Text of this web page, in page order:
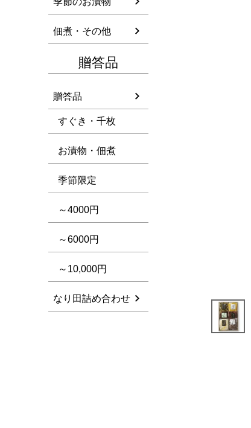
佃煮・その他
贈答品
贈答品
すぐき・千枚
お漬物・佃煮
季節限定
～4000円
～6000円
～10,000円
なり田詰め合わせ